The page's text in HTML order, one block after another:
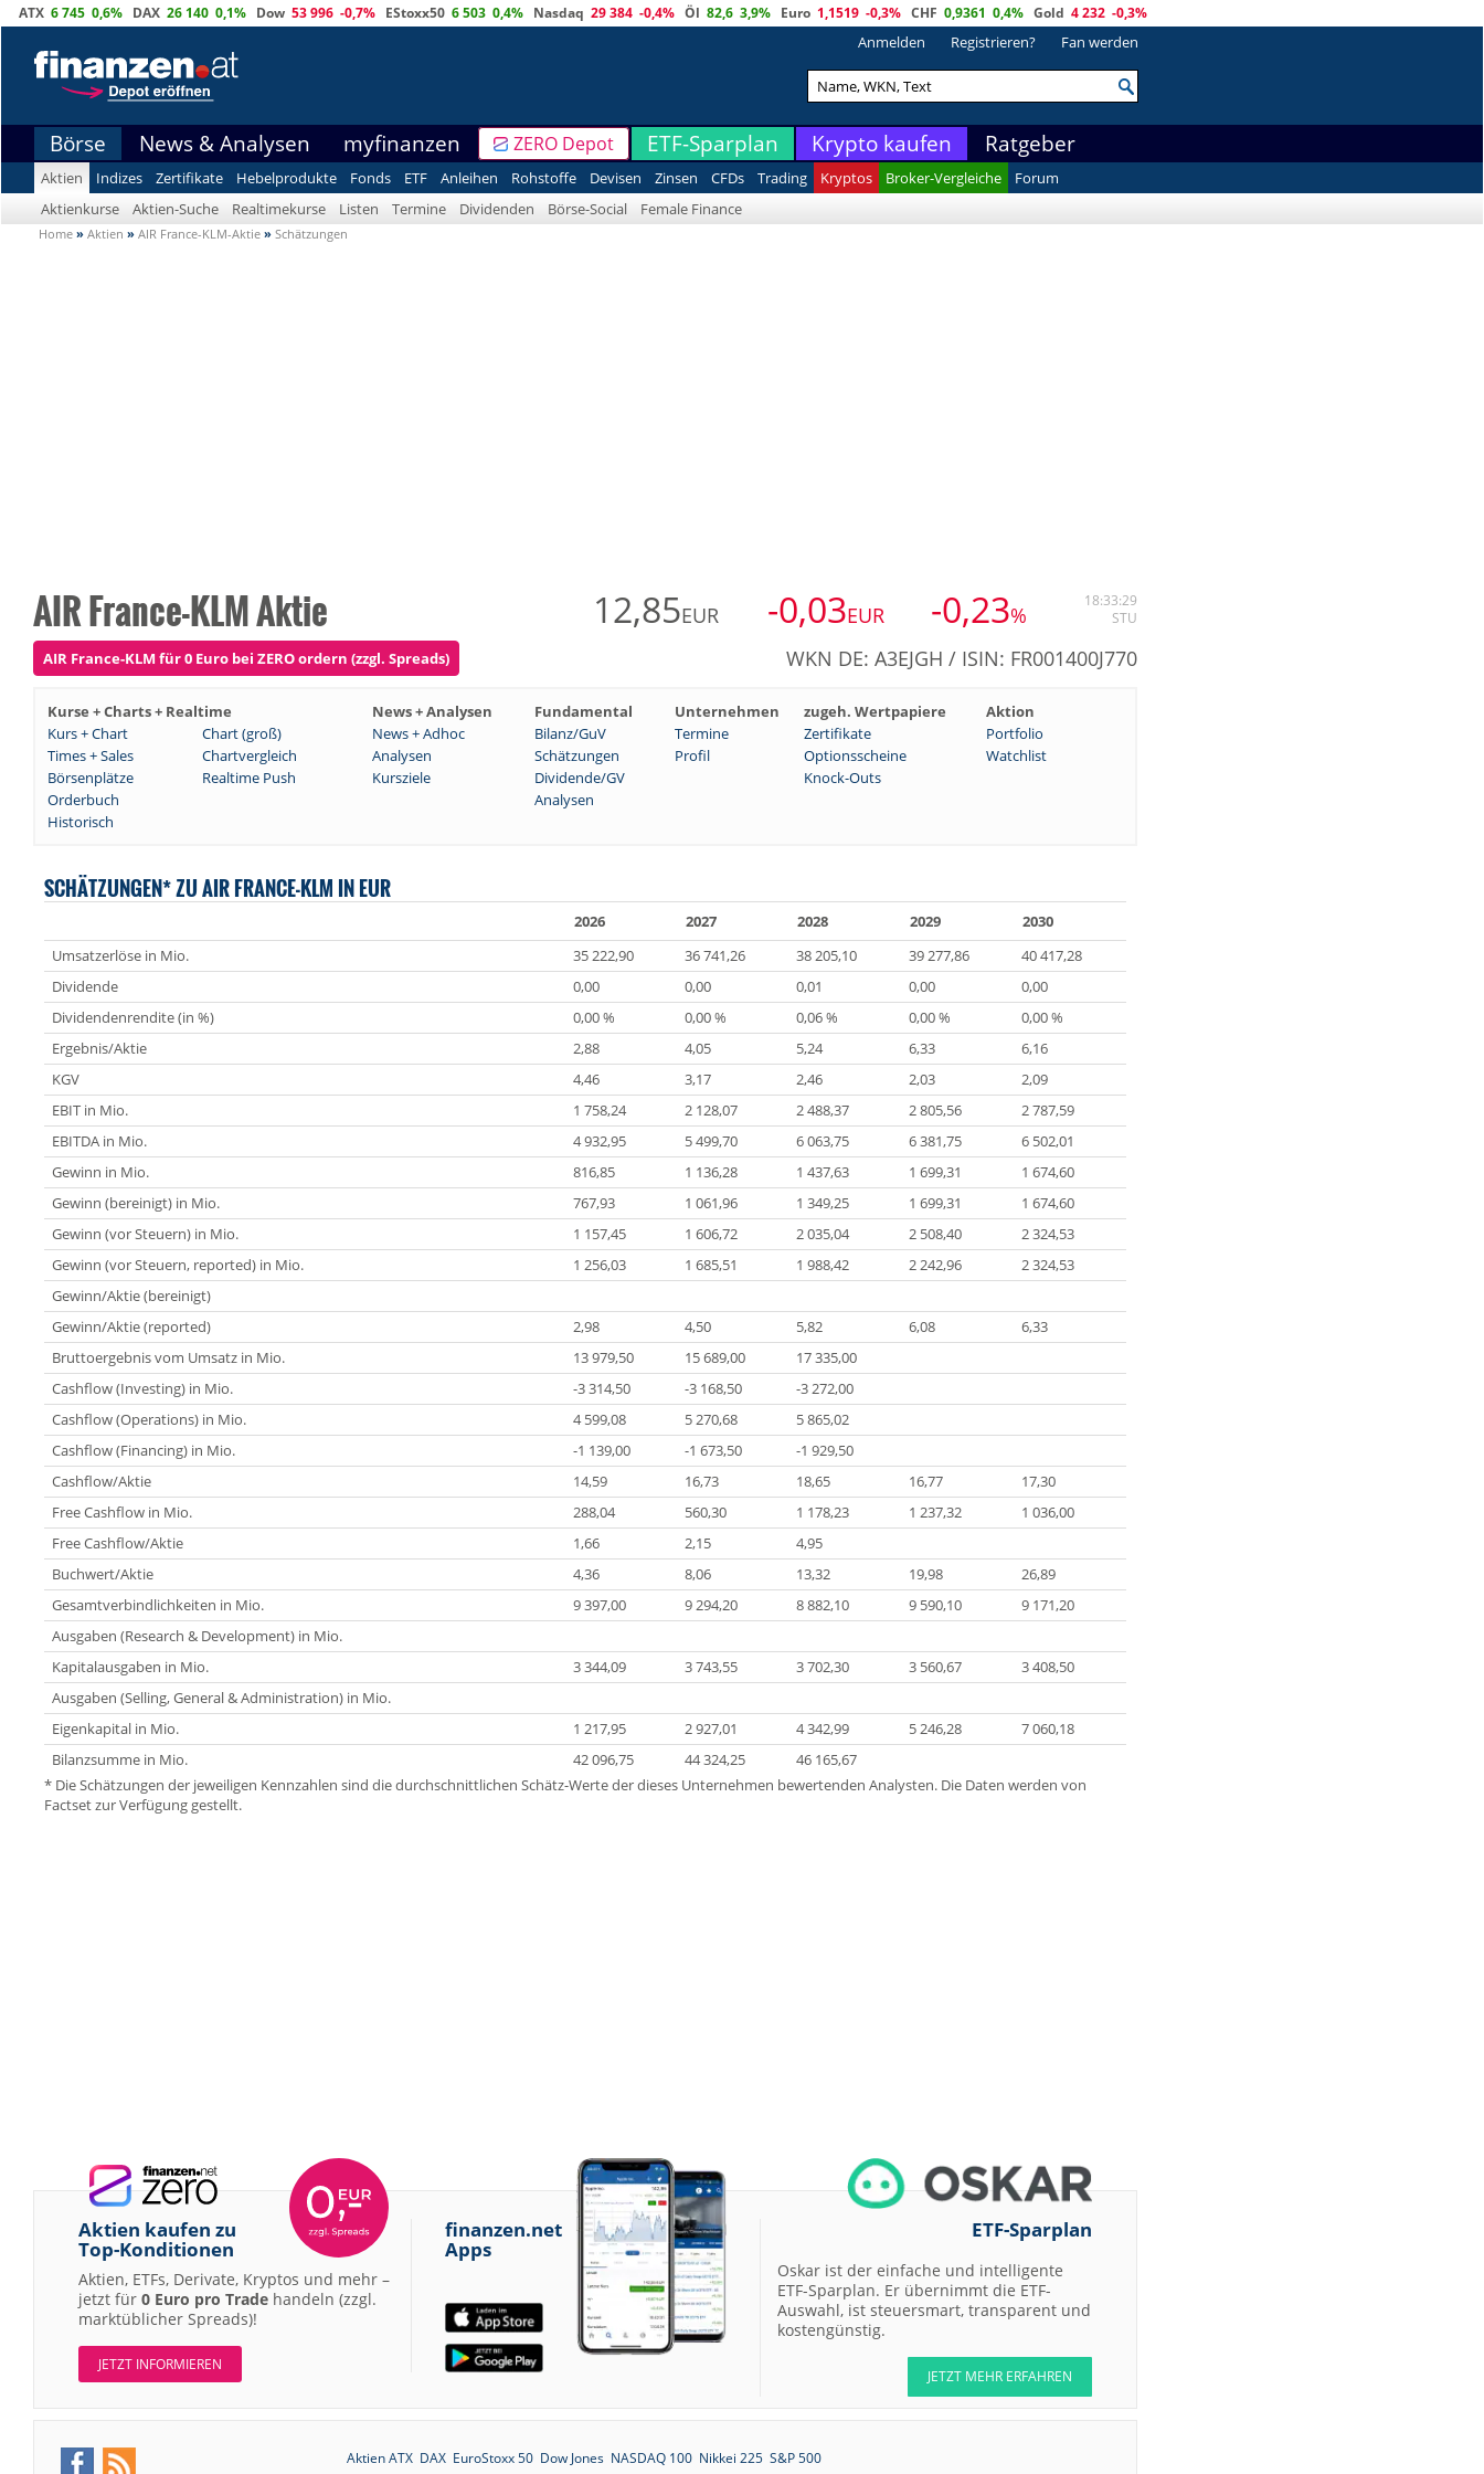
ATX 6 745 0,6% DAX 26 140 0,1% Dow 53 996 -0,7% EStoxx50 6 503 0,4% Nasdaq 29 384 -0,4% Öl 82,6 3,9% Euro 1,1519 -0,3% CHF 0,9361 0,4% Gold 4 232 -0,3%
Anmelden Registrieren? Fan werden
Börse News & Analysen myfinanzen ZERO Depot ETF-Sparplan Krypto kaufen Ratgeber
Aktien Indizes Zertifikate Hebelprodukte Fonds ETF Anleihen Rohstoffe Devisen Zinsen CFDs Trading Kryptos Broker-Vergleiche
Forum
Aktienkurse
Aktien-Suche Realtimekurse Listen Termine Dividenden Börse-Social Female Finance
Home » Aktien » AIR France-KLM-Aktie » Schätzungen
AIR France-KLM Aktie 12,85EUR -0,03EUR -0,23%
18:33:29
STU
AIR France-KLM für 0 Euro bei ZERO ordern (zzgl. Spreads) WKN DE: A3EJGH / ISIN: FR001400J770
Kurse + Charts + Realtime News + Analysen Fundamental Unternehmen zugeh. Wertpapiere
Aktion
Kurs + Chart
Chart (groß) News + Adhoc Bilanz/GuV Termine Zertifikate
Portfolio
Times + Sales
Chartvergleich Analysen Schätzungen Profil Optionsscheine
Watchlist
Börsenplätze
Realtime Push Kursziele Dividende/GV
Knock-Outs
Orderbuch
Analysen
Historisch
SCHÄTZUNGEN* ZU AIR FRANCE-KLM IN EUR
2026 2027 2028 2029
2030
Umsatzerlöse in Mio.
35 222,90 36 741,26 38 205,10 39 277,86
40 417,28
Dividende
0,00 0,00 0,01 0,00
0,00
Dividendenrendite (in %)
0,00 % 0,00 % 0,06 % 0,00 %
0,00 %
Ergebnis/Aktie
2,88 4,05 5,24 6,33
6,16
KGV
4,46 3,17 2,46 2,03
2,09
EBIT in Mio.
1 758,24 2 128,07 2 488,37 2 805,56
2 787,59
EBITDA in Mio.
4 932,95 5 499,70 6 063,75 6 381,75
6 502,01
Gewinn in Mio.
816,85 1 136,28 1 437,63 1 699,31
1 674,60
Gewinn (bereinigt) in Mio.
767,93 1 061,96 1 349,25 1 699,31
1 674,60
Gewinn (vor Steuern) in Mio.
1 157,45 1 606,72 2 035,04 2 508,40
2 324,53
Gewinn (vor Steuern, reported) in Mio.
1 256,03 1 685,51 1 988,42 2 242,96
2 324,53
Gewinn/Aktie (bereinigt)
Gewinn/Aktie (reported)
2,98 4,50 5,82 6,08
6,33
Bruttoergebnis vom Umsatz in Mio.
13 979,50 15 689,00
17 335,00
Cashflow (Investing) in Mio.
-3 314,50 -3 168,50
-3 272,00
Cashflow (Operations) in Mio.
4 599,08 5 270,68
5 865,02
Cashflow (Financing) in Mio.
-1 139,00 -1 673,50
-1 929,50
Cashflow/Aktie
14,59 16,73 18,65 16,77
17,30
Free Cashflow in Mio.
288,04 560,30 1 178,23 1 237,32
1 036,00
Free Cashflow/Aktie
1,66 2,15
4,95
Buchwert/Aktie
4,36 8,06 13,32 19,98
26,89
Gesamtverbindlichkeiten in Mio.
9 397,00 9 294,20 8 882,10 9 590,10
9 171,20
Ausgaben (Research & Development) in Mio.
Kapitalausgaben in Mio.
3 344,09 3 743,55 3 702,30 3 560,67
3 408,50
Ausgaben (Selling, General & Administration) in Mio.
Eigenkapital in Mio.
1 217,95 2 927,01 4 342,99 5 246,28
7 060,18
Bilanzsumme in Mio.
42 096,75 44 324,25
46 165,67
* Die Schätzungen der jeweiligen Kennzahlen sind die durchschnittlichen Schätz-Werte der dieses Unternehmen bewertenden Analysten. Die Daten werden von
Factset zur Verfügung gestellt.
Aktien kaufen zu
Top-Konditionen
Aktien, ETFs, Derivate, Kryptos und mehr –
jetzt für 0 Euro pro Trade handeln (zzgl.
marktüblicher Spreads)!
JETZT INFORMIEREN
finanzen.net
Apps
ETF-Sparplan
Oskar ist der einfache und intelligente
ETF-Sparplan. Er übernimmt die ETF-
Auswahl, ist steuersmart, transparent und
kostengünstig.
JETZT MEHR ERFAHREN
Aktien ATX DAX EuroStoxx 50 Dow Jones NASDAQ 100 Nikkei 225 S&P 500